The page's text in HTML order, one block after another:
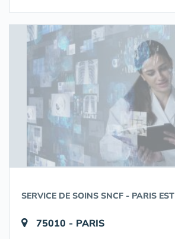
SERVICE DE SOINS SNCF - PARIS EST
75010 - PARIS